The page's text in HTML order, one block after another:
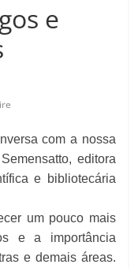
e
com a nossa
editora
e bibliotecária
um pouco mais
e a importância
e demais áreas.